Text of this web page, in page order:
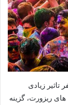
زیادی
های ریزورت، گزینه